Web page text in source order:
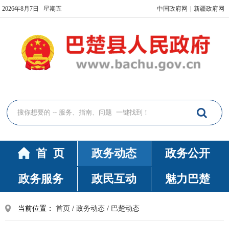
2026年8月7日 星期五 中国政府网 新疆政府网
首 页 政务动态
政务公开
政务服务
政民互动 魅力巴楚
当前位置： 首页 / 政务动态 / 巴楚动态